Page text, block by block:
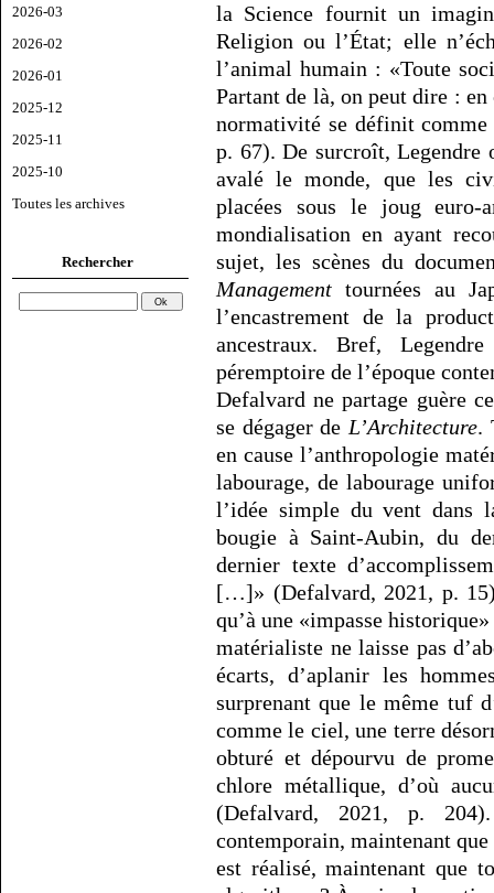
2026-03
2026-02
2026-01
2025-12
2025-11
2025-10
Toutes les archives
Rechercher
la Science fournit un
Religion ou l’État; elle
l’animal humain : «Toute
Partant de là, on peut dire :
normativité se définit
p. 67). De surcroît, Legendre
avalé le monde, que les
placées sous le joug euro-
mondialisation en ayant
sujet, les scènes du
Management tournées au
l’encastrement de la
ancestraux. Bref,
péremptoire de l’époque
Defalvard ne partage guère
se dégager de L’Architecture.
en cause l’anthropologie
labourage, de labourage
l’idée simple du vent dans
bougie à Saint-Aubin, du
dernier texte
[…]» (Defalvard, 2021, p.
qu’à une «impasse
matérialiste ne laisse pas
écarts, d’aplanir les
surprenant que le même tuf
comme le ciel, une terre
obturé et dépourvu de
chlore métallique, d’où
(Defalvard, 2021, p.
contemporain, maintenant
est réalisé, maintenant que